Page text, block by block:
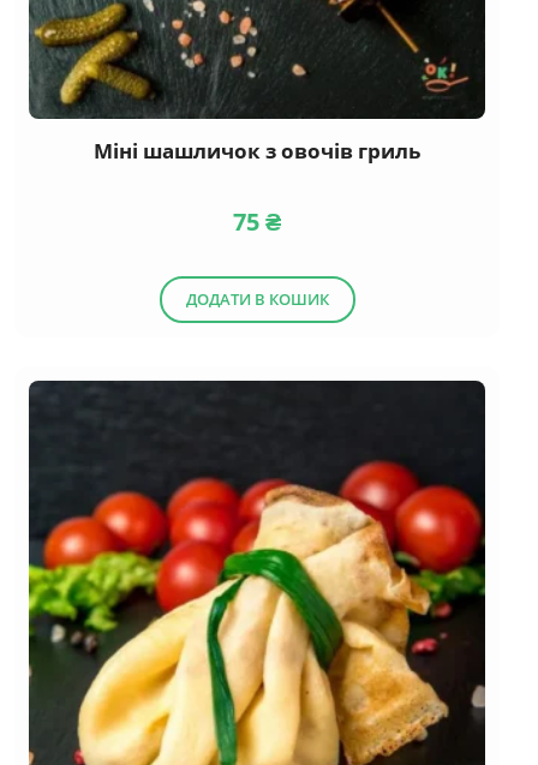
Міні шашличок з овочів гриль
75₴
ДОДАТИ В КОШИК